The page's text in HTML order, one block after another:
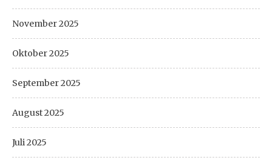
November 2025
Oktober 2025
September 2025
August 2025
Juli 2025